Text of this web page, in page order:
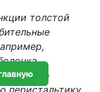
толстой
что
перистальтику.